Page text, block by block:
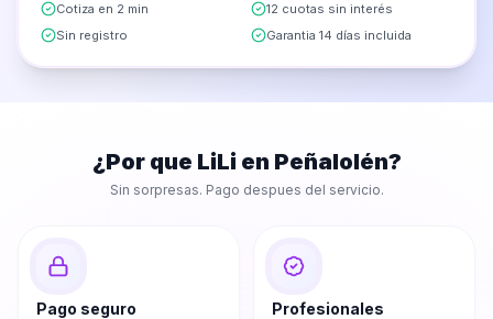
Cotiza en 2 min
12 cuotas sin interés
Sin registro
Garantia 14 días incluida
¿Por que LiLi en Peñalolén?
Sin sorpresas. Pago despues del servicio.
Pago seguro
Profesionales